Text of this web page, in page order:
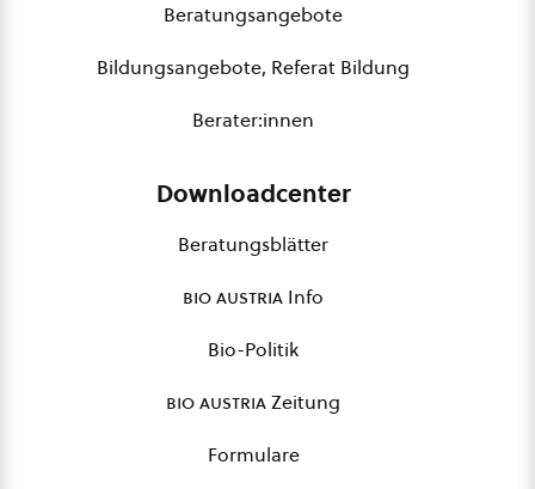
Beratungsangebote
Bildungsangebote, Referat Bildung
Berater:innen
Downloadcenter
Beratungsblätter
bio austria Info
Bio-Politik
bio austriaZeitung
Formulare